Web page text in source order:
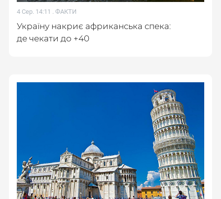
4 Сер. 14:11 . ФАКТИ
Україну накриє африканська спека:
де чекати до +40